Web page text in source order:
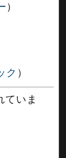
）
ク ）
ていま